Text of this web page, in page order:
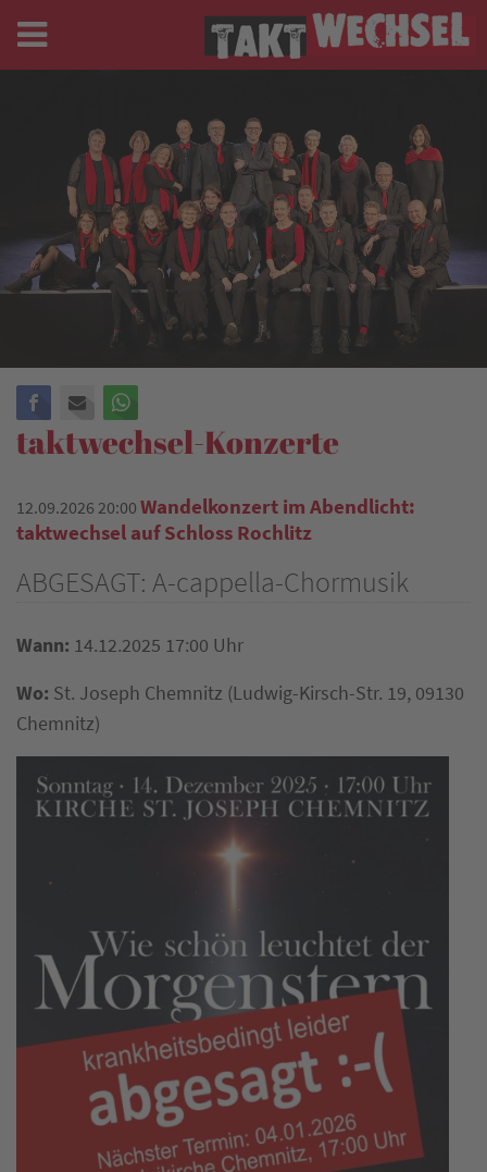
Facebook
E-mail
taktwechsel-Konzerte
12.09.2026 20:00 Wandelkonzert im Abendlicht:
taktwechsel auf Schloss Rochlitz
ABGESAGT: A-cappella-Chormusik
Wann: 14.12.2025 17:00 Uhr
Wo: St. Joseph Chemnitz (Ludwig-Kirsch-Str. 19, 09130
Chemnitz)